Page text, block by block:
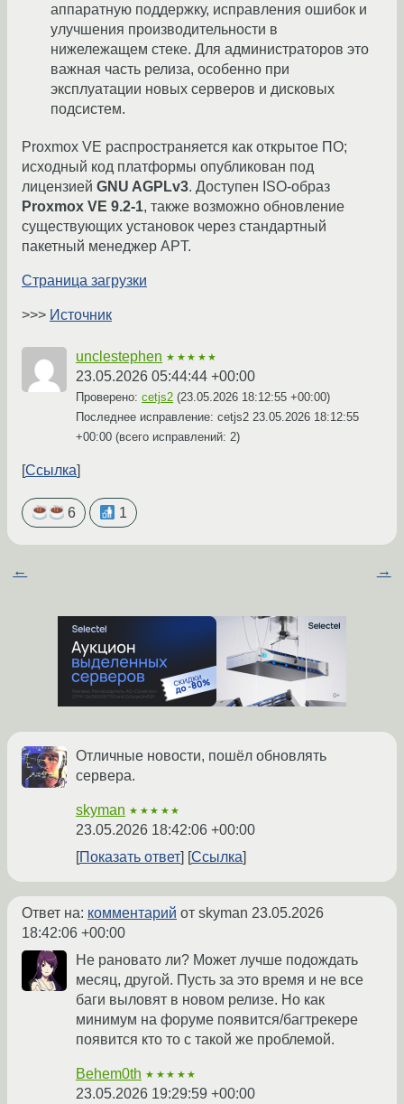
аппаратную поддержку, исправления ошибок и
улучшения производительности в
нижележащем стеке. Для администраторов это
важная часть релиза, особенно при
эксплуатации новых серверов и дисковых
подсистем.
Proxmox VE распространяется как открытое ПО;
исходный код платформы опубликован под
лицензией GNU AGPLv3. Доступен ISO-образ
Proxmox VE 9.2-1, также возможно обновление
существующих установок через стандартный
пакетный менеджер APT.
Страница загрузки
>>> Источник
unclestephen ★★★★★
23.05.2026 05:44:44 +00:00
Проверено: cetjs2 (23.05.2026 18:12:55 +00:00)
Последнее исправление: cetjs2 23.05.2026 18:12:55
+00:00 (всего исправлений: 2)
Ссылка
6 1
← →
Отличные новости, пошёл обновлять
сервера.
skyman ★★★★★
23.05.2026 18:42:06 +00:00
Показать ответ
Ссылка
Ответ на: комментарий от skyman 23.05.2026
18:42:06 +00:00
Не рановато ли? Может лучше подождать
месяц, другой. Пусть за это время и не все
баги выловят в новом релизе. Но как
минимум на форуме появится/багтрекере
появится кто то с такой же проблемой.
Behem0th ★★★★★
23.05.2026 19:29:59 +00:00